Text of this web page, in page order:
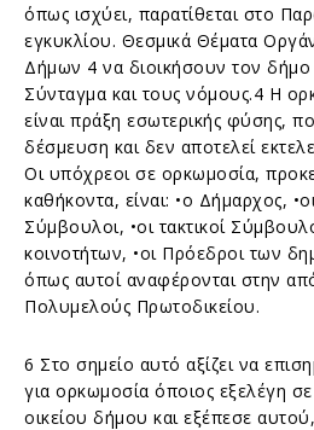
όπως ισχύει, παρατίθεται στο
εγκυκλίου. Θεσμικά Θέματα
Δήμων 4 να διοικήσουν τον
Σύνταγμα και τους νόμους.4 Η
είναι πράξη εσωτερικής φύσης,
δέσμευση και δεν αποτελεί
Οι υπόχρεοι σε ορκωμοσία,
καθήκοντα, είναι: •ο Δήμαρχος,
Σύμβουλοι, •οι τακτικοί
κοινοτήτων, •οι Πρόεδροι των
όπως αυτοί αναφέρονται στην
Πολυμελούς Πρωτοδικείου.
6 Στο σημείο αυτό αξίζει να
για ορκωμοσία όποιος εξελέγη
οικείου δήμου και εξέπεσε